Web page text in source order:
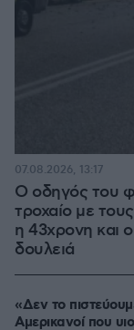
Ο οδηγός του
τροχαίο με
η 43χρονη και
δουλειά
07.08.2026, 13:17
«Δεν το
Αμερικανοί που